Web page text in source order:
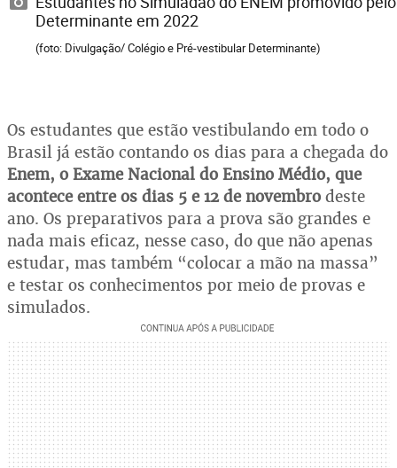
Determinante em 2022
(foto: Divulgação/ Colégio e Pré-vestibular Determinante)
Os estudantes que estão vestibulando em todo o
Brasil já estão contando os dias para a chegada do
Enem, o Exame Nacional do Ensino Médio, que
acontece entre os dias 5 e 12 de novembro deste
ano. Os preparativos para a prova são grandes e
nada mais eficaz, nesse caso, do que não apenas
estudar, mas também “colocar a mão na massa”
e testar os conhecimentos por meio de provas e
simulados.